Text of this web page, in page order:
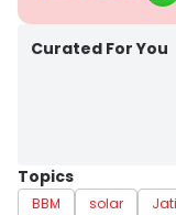
Curated For You
Topics
BBM solar